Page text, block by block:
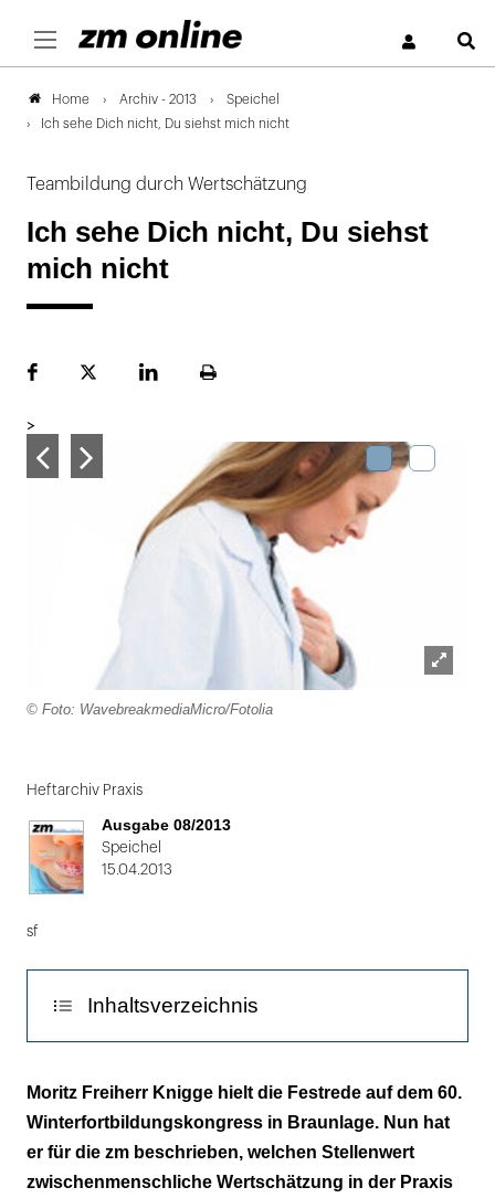
Home Archiv - 2013
Speichel
Ich sehe Dich nicht, Du siehst mich nicht
Teambildung durch Wertschätzung
Ich sehe Dich nicht, Du siehst
mich nicht
FacebookPlattformLinekdInSeite
>
© Foto: WavebreakmediaMicro/Fotolia
1
von
Heftarchiv Praxis
Ausgabe 08/2013
Speichel
15.04.2013
sf
Inhaltsverzeichnis
Idioten sind die anderen
Finger an die eigene Nase
1x1 der Wertschätzung
Moritz Freiherr Knigge hielt die Festrede auf dem 60.
Winterfortbildungskongress in Braunlage. Nun hat
er für die zm beschrieben, welchen Stellenwert
zwischenmenschliche Wertschätzung in der Praxis